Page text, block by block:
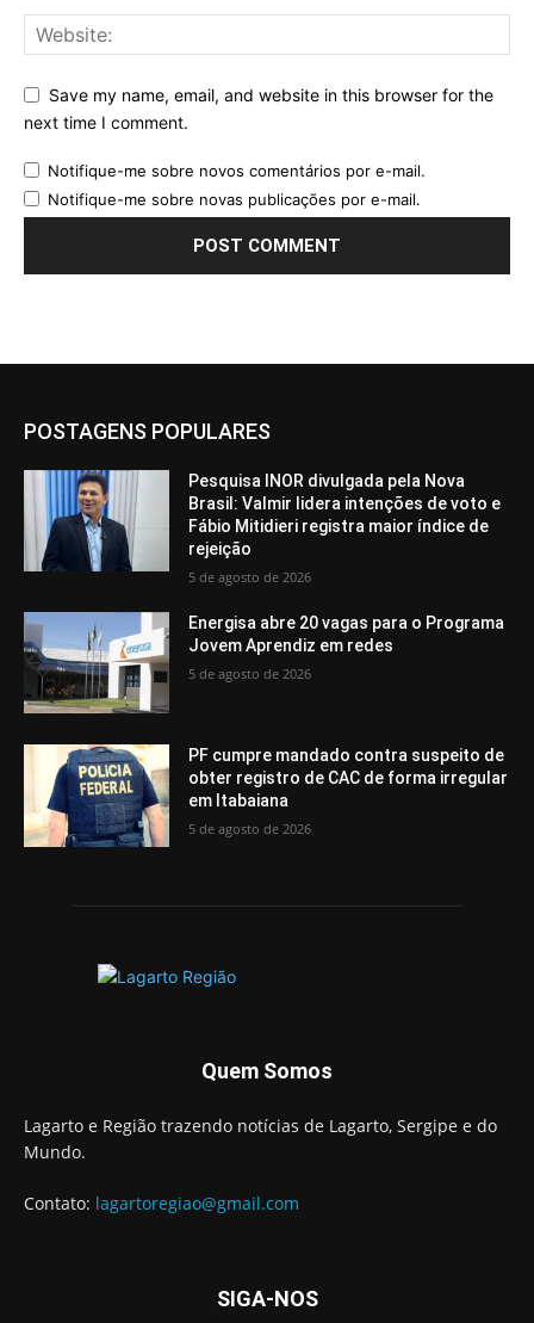
Save my name, email, and website in this browser for the
next time I comment.
Notifique-me sobre novos comentários por e-mail.
Notifique-me sobre novas publicações por e-mail.
POSTAGENS POPULARES
Pesquisa INOR divulgada pela Nova
Brasil: Valmir lidera intenções de voto e
Fábio Mitidieri registra maior índice de
rejeição
5 de agosto de 2026
Energisa abre 20 vagas para o Programa
Jovem Aprendiz em redes
5 de agosto de 2026
PF cumpre mandado contra suspeito de
obter registro de CAC de forma irregular
em Itabaiana
5 de agosto de 2026
Quem Somos
Lagarto e Região trazendo notícias de Lagarto, Sergipe e do
Mundo.
Contato: lagartoregiao@gmail.com
SIGA-NOS